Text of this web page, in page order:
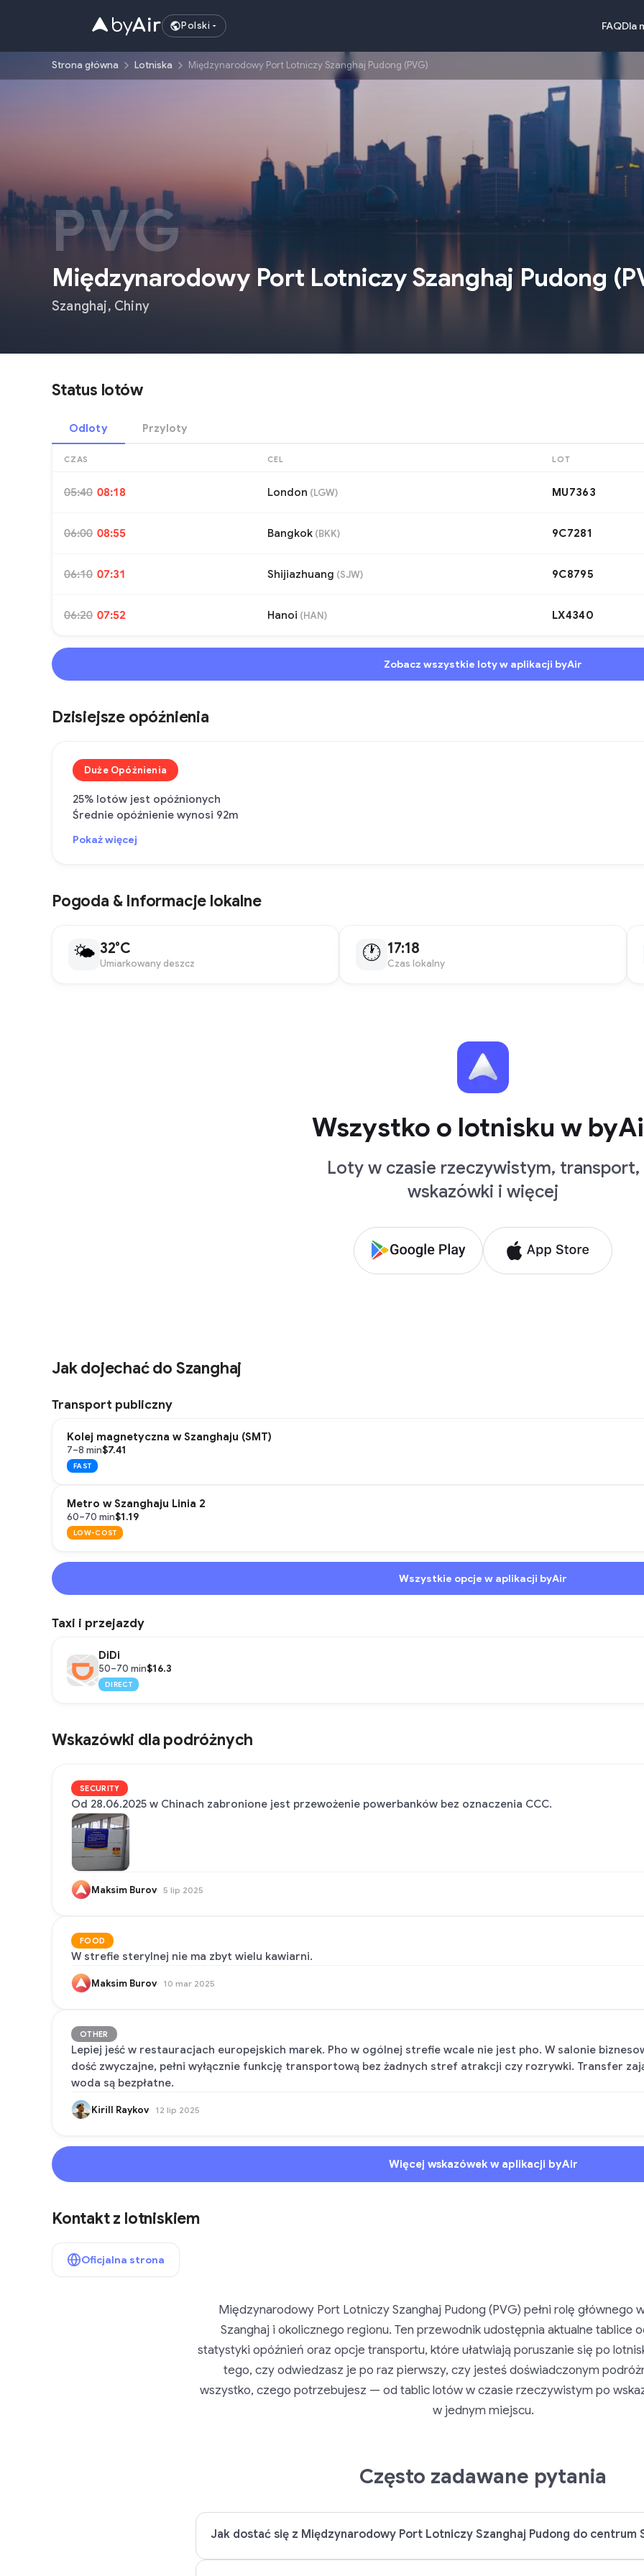
Polski FAQDla
Strona główna Lotniska Międzynarodowy Port Lotniczy Szanghaj Pudong (PVG)
PVG
Międzynarodowy Port Lotniczy Szanghaj Pudong (
Szanghaj, Chiny
Status lotów
Odloty Przyloty
CZAS CEL LOT
05:40 08:18 London (LGW) MU7363
06:00 08:55 Bangkok (BKK) 9C7281
06:10 07:31 Shijiazhuang (SJW) 9C8795
06:20 07:52 Hanoi (HAN) LX4340
Zobacz wszystkie loty w aplikacji byAir
Dzisiejsze opóźnienia
Duże Opóźnienia
25% lotów jest opóźnionych
Średnie opóźnienie wynosi 92m
Pokaż więcej
Pogoda & Informacje lokalne
🌤 32°C
Umiarkowany deszcz 🕐 17:18
Czas lokalny
Wszystko o lotnisku w
Loty w czasie rzeczywistym, transport,
wskazówki i więcej
Jak dojechać do Szanghaj
Transport publiczny
Kolej magnetyczna w Szanghaju (SMT)
7–8 min$7.41
FAST
Metro w Szanghaju Linia 2
60–70 min$1.19
LOW-COST
Wszystkie opcje w aplikacji byAir
Taxi i przejazdy
DiDi
50–70 min$16.3
DIRECT
Wskazówki dla podróżnych
SECURITY
Od 28.06.2025 w Chinach zabronione jest przewożenie powerbanków bez oznaczenia CCC.
Maksim Burov 5 lip 2025
FOOD
W strefie sterylnej nie ma zbyt wielu kawiarni.
Maksim Burov 10 mar 2025
OTHER
Lepiej jeść w restauracjach europejskich marek. Pho w ogólnej strefie wcale nie jest pho. W salonie
dość zwyczajne, pełni wyłącznie funkcję transportową bez żadnych stref atrakcji czy rozrywki. Transfer
woda są bezpłatne.
Kirill Raykov 12 lip 2025
Więcej wskazówek w aplikacji byAir
Kontakt z lotniskiem
Oficjalna strona
Międzynarodowy Port Lotniczy Szanghaj Pudong (PVG) pełni rolę głównego
Szanghaj i okolicznego regionu. Ten przewodnik udostępnia aktualne tablice
statystyki opóźnień oraz opcje transportu, które ułatwiają poruszanie się po
tego, czy odwiedzasz je po raz pierwszy, czy jesteś doświadczonym
wszystko, czego potrzebujesz — od tablic lotów w czasie rzeczywistym po
w jednym miejscu.
Często zadawane pytania
Jak dostać się z Międzynarodowy Port Lotniczy Szanghaj Pudong do centrum